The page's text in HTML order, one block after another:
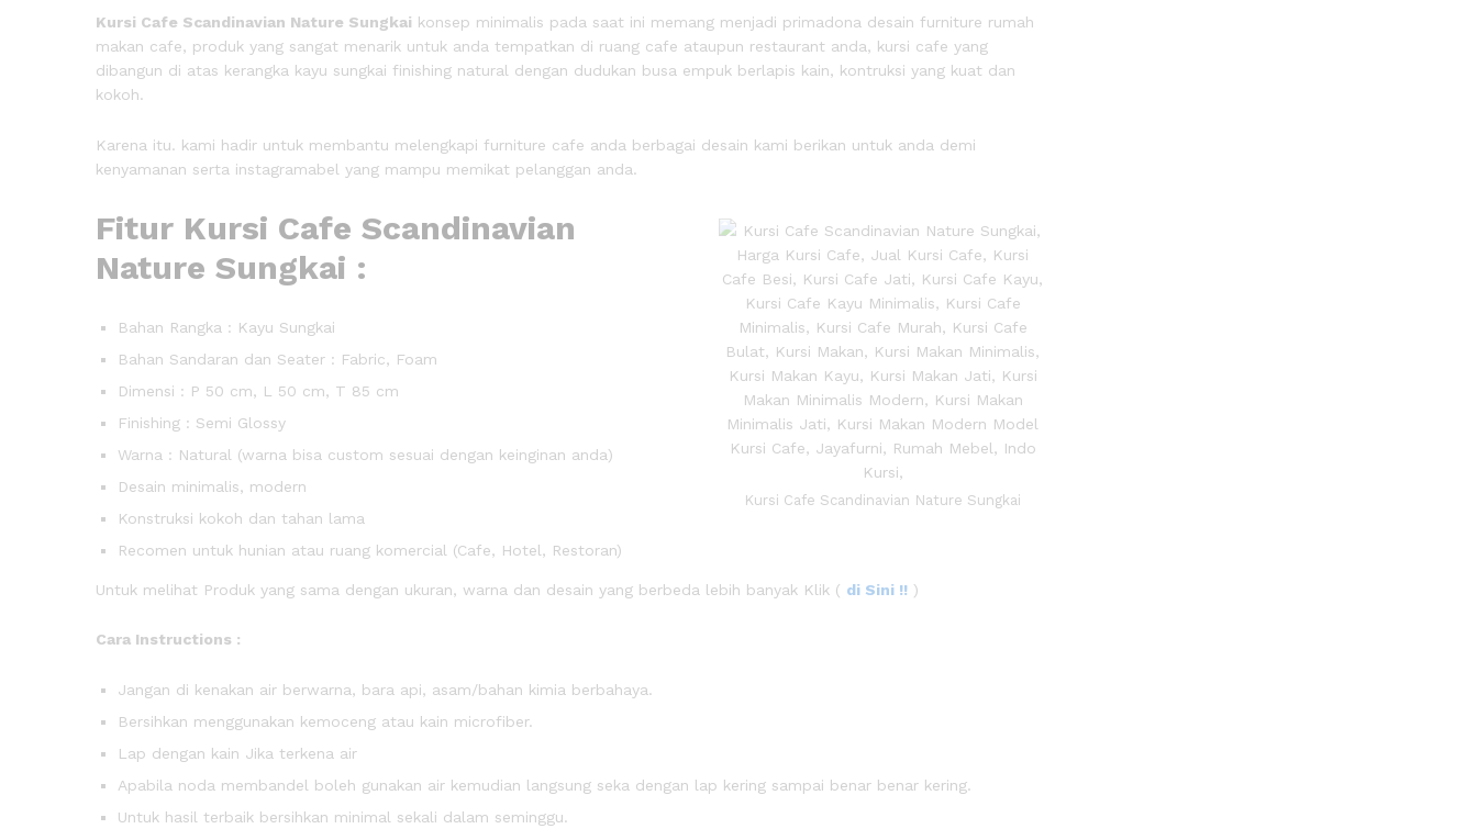
Kursi Cafe Scandinavian Nature Sungkai konsep minimalis pada saat ini memang menjadi primadona desain furniture rumah
makan cafe, produk yang sangat menarik untuk anda tempatkan di ruang cafe ataupun restaurant anda, kursi cafe yang
dibangun di atas kerangka kayu sungkai finishing natural dengan dudukan busa empuk berlapis kain, kontruksi yang kuat dan
kokoh.
Karena itu. kami hadir untuk membantu melengkapi furniture cafe anda berbagai desain kami berikan untuk anda demi
kenyamanan serta instagramabel yang mampu memikat pelanggan anda.
Kursi Cafe Scandinavian Nature Sungkai
Fitur Kursi Cafe Scandinavian
Nature Sungkai :
Bahan Rangka : Kayu Sungkai
Bahan Sandaran dan Seater : Fabric, Foam
Dimensi : P 50 cm, L 50 cm, T 85 cm
Finishing : Semi Glossy
Warna : Natural (warna bisa custom sesuai dengan keinginan anda)
Desain minimalis, modern
Konstruksi kokoh dan tahan lama
Recomen untuk hunian atau ruang komercial (Cafe, Hotel, Restoran)
Untuk melihat Produk yang sama dengan ukuran, warna dan desain yang berbeda lebih banyak Klik ( di Sini !! )
Cara Instructions :
Jangan di kenakan air berwarna, bara api, asam/bahan kimia berbahaya.
Bersihkan menggunakan kemoceng atau kain microfiber.
Lap dengan kain Jika terkena air
Apabila noda membandel boleh gunakan air kemudian langsung seka dengan lap kering sampai benar benar kering.
Untuk hasil terbaik bersihkan minimal sekali dalam seminggu.